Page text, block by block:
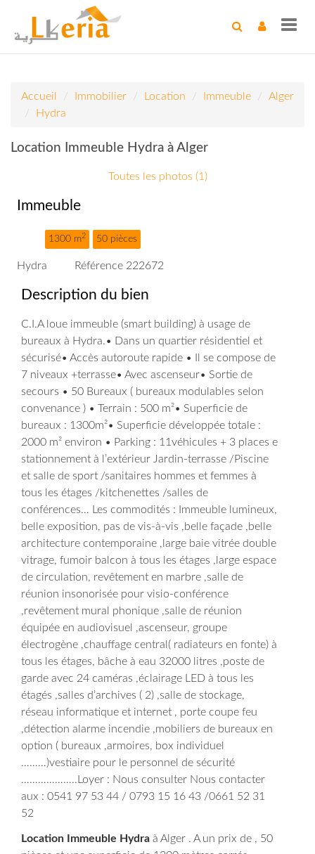
Accueil Immobilier Location Immeuble
Alger
Hydra
Location Immeuble Hydra à Alger
Toutes les photos (1)
Immeuble
1300 m2 50 pièces
Hydra Référence 222672
Description du bien
C.I.A loue immeuble (smart building) à usage de
bureaux à Hydra.• Dans un quartier résidentiel et
sécurisé• Accès autoroute rapide • Il se compose de
7 niveaux +terrasse• Avec ascenseur• Sortie de
secours • 50 Bureaux ( bureaux modulables selon
convenance ) • Terrain : 500 m²• Superficie de
bureaux : 1300m²• Superficie développée totale :
2000 m² environ • Parking : 11véhicules + 3 places e
stationnement à l’extérieur Jardin-terrasse /Piscine
et salle de sport /sanitaires hommes et femmes à
tous les étages /kitchenettes /salles de
conférences… Les commodités : Immeuble lumineux,
belle exposition, pas de vis-à-vis ,belle façade ,belle
architecture contemporaine ,large baie vitrée double
vitrage, fumoir balcon à tous les étages ,large espace
de circulation, revêtement en marbre ,salle de
réunion insonorisée pour visio-conférence
,revêtement mural phonique ,salle de réunion
équipée en audiovisuel ,ascenseur, groupe
électrogène ,chauffage central( radiateurs en fonte) à
tous les étages, bâche à eau 32000 litres ,poste de
garde avec 24 caméras ,éclairage LED à tous les
étagés ,salles d’archives ( 2) ,salle de stockage,
réseau informatique et internet , porte coupe feu
,détection alarme incendie ,mobiliers de bureaux en
option ( bureaux ,armoires, box individuel
………)vestiaire pour le personnel de sécurité
………………..Loyer : Nous consulter Nous contacter
aux : 0541 97 53 44 / 0793 15 16 43 /0661 52 31
52
Location Immeuble Hydra à Alger . A un prix de , 50